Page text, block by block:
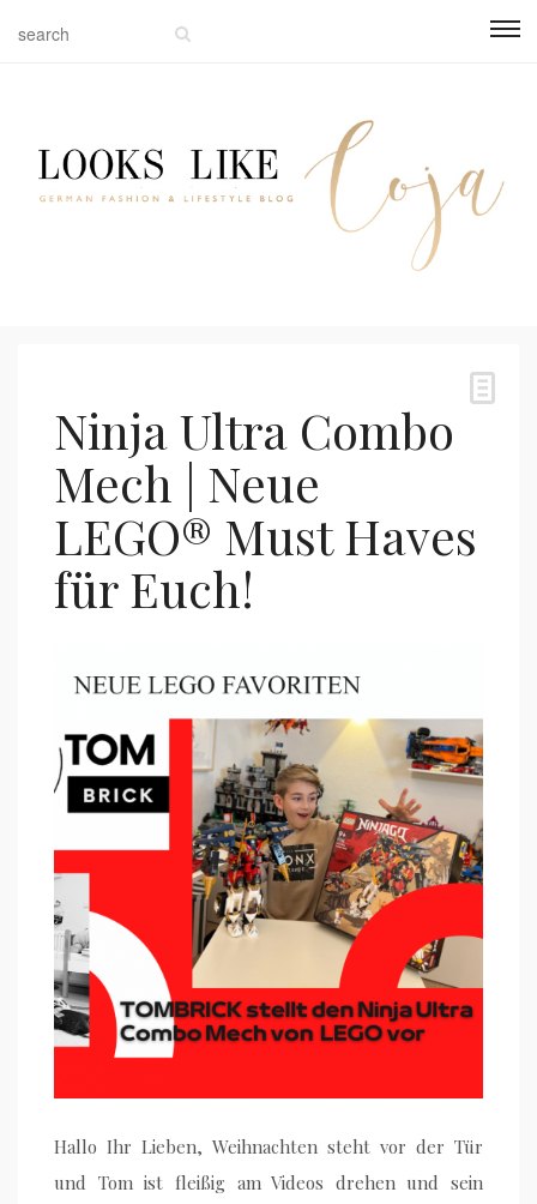
Ninja Ultra Combo
Mech | Neue
LEGO® Must Haves
für Euch!
Hallo Ihr Lieben, Weihnachten steht vor der Tür
und Tom ist fleißig am Videos drehen und sein